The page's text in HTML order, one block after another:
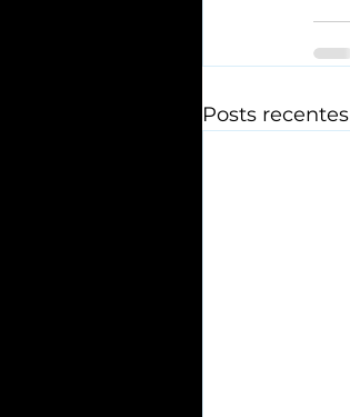
Posts recentes